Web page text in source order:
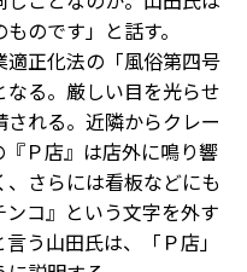
のです」と話す。
正化法の「風俗第四号
る。厳しい目を光らせ
れる。近隣からクレー
Ｐ店』は店外に鳴り響
さらには看板などにも
コ』という文字を外す
う山田氏は、「Ｐ店」